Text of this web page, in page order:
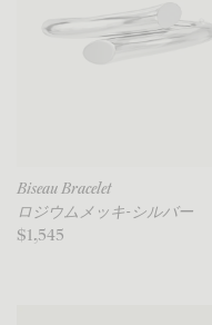
Biseau Bracelet
ロジウムメッキ-シルバー
$1,545